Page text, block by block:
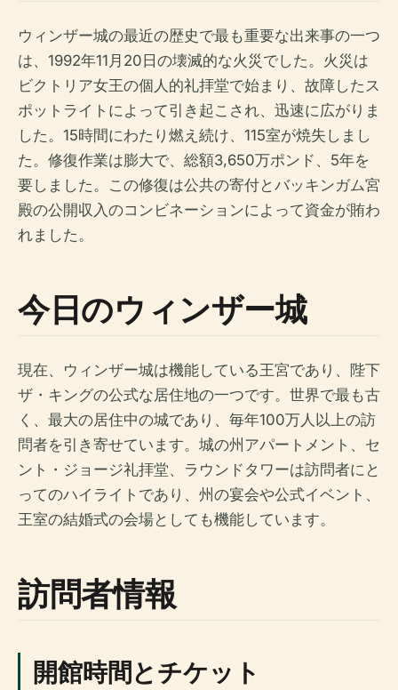
ウィンザー城の最近の歴史で最も重要な出来事の一つ
は、1992年11月20日の壊滅的な火災でした。火災は
ビクトリア女王の個人的礼拝堂で始まり、故障したス
ポットライトによって引き起こされ、迅速に広がりま
した。15時間にわたり燃え続け、115室が焼失しまし
た。修復作業は膨大で、総額3,650万ポンド、5年を
要しました。この修復は公共の寄付とバッキンガム宮
殿の公開収入のコンビネーションによって資金が賄わ
れました。
今日のウィンザー城
現在、ウィンザー城は機能している王宮であり、陛下
ザ・キングの公式な居住地の一つです。世界で最も古
く、最大の居住中の城であり、毎年100万人以上の訪
問者を引き寄せています。城の州アパートメント、セ
ント・ジョージ礼拝堂、ラウンドタワーは訪問者にと
ってのハイライトであり、州の宴会や公式イベント、
王室の結婚式の会場としても機能しています。
訪問者情報
開館時間とチケット